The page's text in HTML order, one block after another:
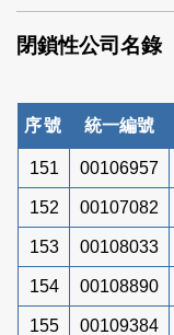
索
閉鎖性公司名錄
序號 統一編號
151 00106957
152 00107082
153 00108033
154 00108890
155 00109384